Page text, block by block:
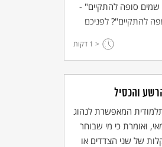
סופה להתקיים" -
להתקיים"? לפניכם
ה"רשב"ץ" למשנה.
< 1 דקות
והכסיל
המאפשרת לנהוג
ואומרת כי מי שבוחר
של שני הצדדים או